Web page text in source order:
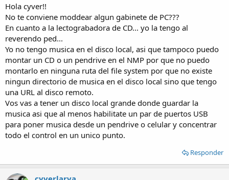
Hola cyver!!
No te conviene moddear algun gabinete de PC???
En cuanto a la lectograbadora de CD... yo la tengo al
reverendo ped...
Yo no tengo musica en el disco local, asi que tampoco puedo
montar un CD o un pendrive en el NMP por que no puedo
montarlo en ninguna ruta del file system por que no existe
ningun directorio de musica en el disco local sino que tengo
una URL al disco remoto.
Vos vas a tener un disco local grande donde guardar la
musica asi que al menos habilitate un par de puertos USB
para poner musica desde un pendrive o celular y concentrar
todo el control en un unico punto.
Responder